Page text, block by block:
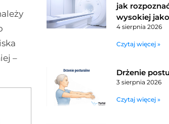
–
jak
wysokiej
4 sierpnia 2026
Czytaj więcej »
Drżenie
3 sierpnia 2026
Czytaj więcej »